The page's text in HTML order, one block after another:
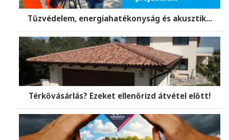
Tűzvédelem, energiahatékonyság és akusztik...
Térkővásárlás? Ezeket ellenőrizd átvétel előtt!